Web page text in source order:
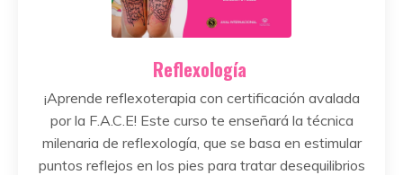
Reflexología
¡Aprende reflexoterapia con certificación avalada
por la F.A.C.E! Este curso te enseñará la técnica
milenaria de reflexología, que se basa en estimular
puntos reflejos en los pies para tratar desequilibrios